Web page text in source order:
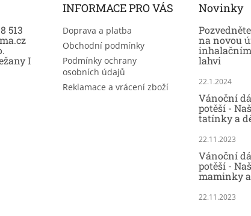
513
I
INFORMACE PRO VÁS
Doprava a platba
Obchodní podmínky
Podmínky ochrany
osobních údajů
Reklamace a vrácení zboží
Novinky
na novou
lahvi
22.1.2024
Vánoční
potěší -
tatínky a
22.11.2023
Vánoční
potěší -
maminky
22.11.2023